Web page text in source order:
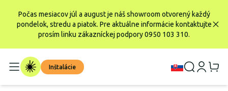
Počas mesiacov júl a august je náš showroom otvorený každý
pondelok, stredu a piatok. Pre aktuálne informácie kontaktujte
prosím linku zákazníckej podpory 0950 103 310.
Inštalácie